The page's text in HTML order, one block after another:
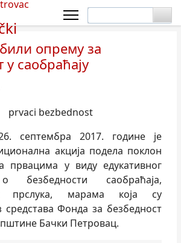
опрему за
у саобраћају
септембра 2017. године је
акција подела поклон
првацима у виду едукативног
безбедности саобраћаја,
прслука, марама која су
средстава Фонда за безбедност
Бачки Петровац.